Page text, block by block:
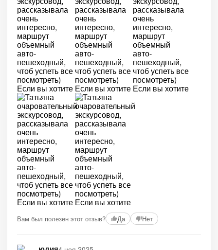
Вам был полезен этот отзыв? Да Нет